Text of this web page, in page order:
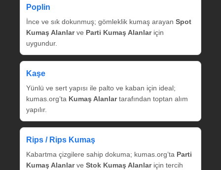
Poplin
İnce ve sık dokunmuş; gömleklik kumaş arayan Spot
Kumaş Alanlarve Parti Kumaş Alanlariçin
uygundur.
Kaşe
Yünlü ve sert yapısı ile palto ve kaban için ideal;
kumas.org’ta Kumaş Alanlartarafından toptan alım
yapılır.
Rips / Rips Kumaş
Kabartma çizgilere sahip dokuma; kumas.org’ta Parti
Kumaş Alanlarve Stok Kumaş Alanlariçin tercih